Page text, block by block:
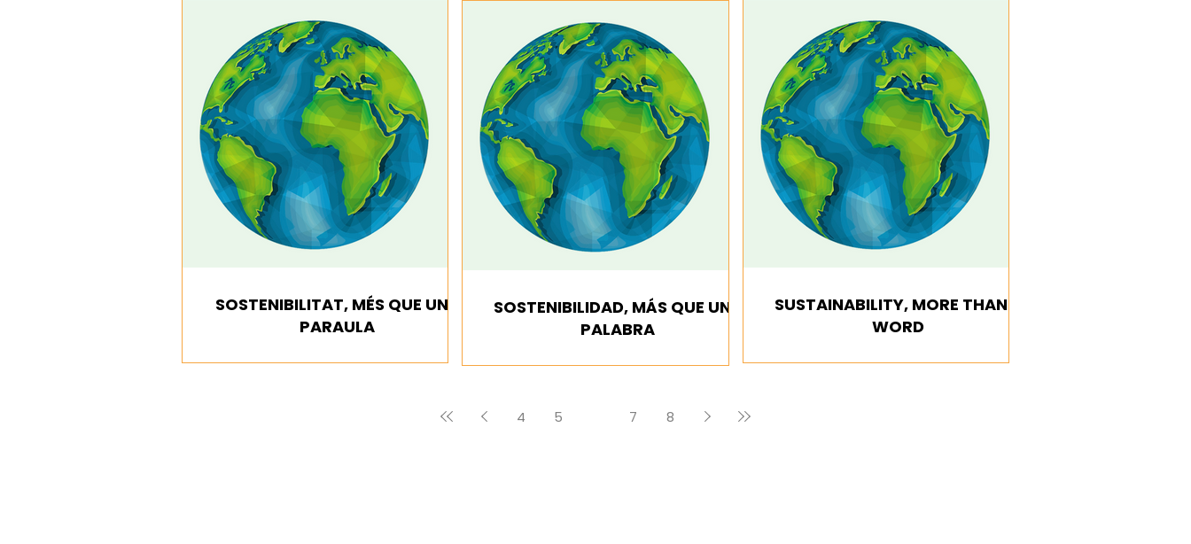
SOSTENIBILITAT, MÉS QUE UNA
PARAULA
SOSTENIBILIDAD, MÁS QUE UNA
PALABRA
SUSTAINABILITY, MORE THAN A
WORD
4 5 7 8